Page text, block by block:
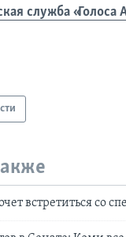
служба «Голоса
встретиться со